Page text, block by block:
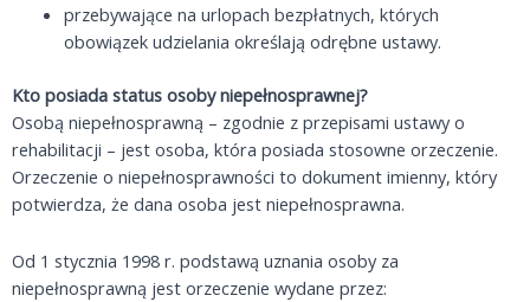
przebywające na urlopach bezpłatnych, których
obowiązek udzielania określają odrębne ustawy.
Kto posiada status osoby niepełnosprawnej?
Osobą niepełnosprawną – zgodnie z przepisami ustawy o
rehabilitacji – jest osoba, która posiada stosowne orzeczenie.
Orzeczenie o niepełnosprawności to dokument imienny, który
potwierdza, że dana osoba jest niepełnosprawna.
Od 1 stycznia 1998 r. podstawą uznania osoby za
niepełnosprawną jest orzeczenie wydane przez: